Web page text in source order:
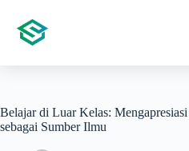
Belajar di Luar Kelas:
sebagai Sumber Ilmu